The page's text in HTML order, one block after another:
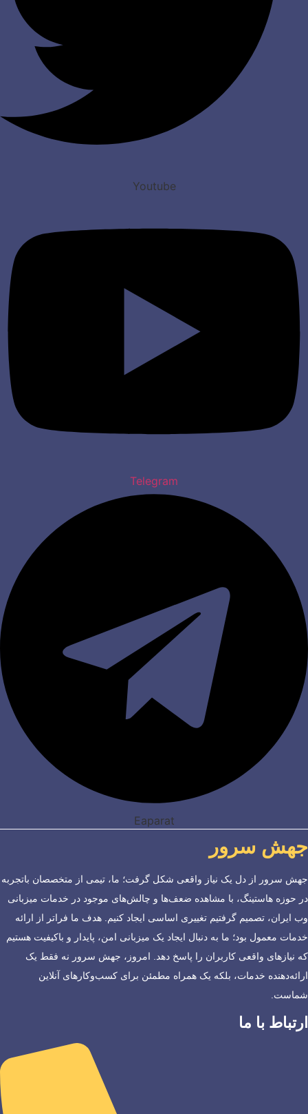
Youtube
Telegram
Eaparat
جهش سرور
جهش سرور از دل یک نیاز واقعی شکل گرفت؛ ما، تیمی از متخصصان باتجربه
در حوزه هاستینگ، با مشاهده ضعف‌ها و چالش‌های موجود در خدمات میزبانی
وب ایران، تصمیم گرفتیم تغییری اساسی ایجاد کنیم. هدف ما فراتر از ارائه
خدمات معمول بود؛ ما به دنبال ایجاد یک میزبانی امن، پایدار و باکیفیت هستیم
که نیازهای واقعی کاربران را پاسخ دهد. امروز، جهش سرور نه فقط یک
ارائه‌دهنده خدمات، بلکه یک همراه مطمئن برای کسب‌وکارهای آنلاین
شماست.
ارتباط با ما